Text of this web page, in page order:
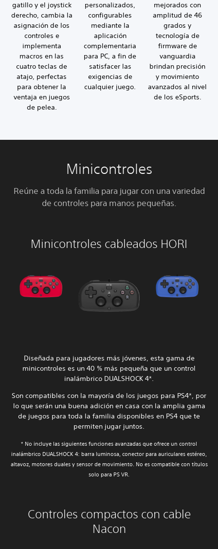
gatillo y el joystick
derecho, cambia la
asignación de los
controles e
implementa
macros en las
cuatro teclas de
atajo, perfectas
para obtener la
ventaja en juegos
de pelea.
personalizados,
configurables
mediante la
aplicación
complementaria
para PC, a fin de
satisfacer las
exigencias de
cualquier juego.
mejorados con
amplitud de 46
grados y
tecnología de
firmware de
vanguardia
brindan precisión
y movimiento
avanzados al nivel
de los eSports.
Minicontroles
Reúne a toda la familia para jugar con una variedad
de controles para manos pequeñas.
Minicontroles cableados HORI
Diseñada para jugadores más jóvenes, esta gama de
minicontroles es un 40 % más pequeña que un control
inalámbrico DUALSHOCK 4*.
Son compatibles con la mayoría de los juegos para PS4*, por
lo que serán una buena adición en casa con la amplia gama
de juegos para toda la familia disponibles en PS4 que te
permiten jugar juntos.
* No incluye las siguientes funciones avanzadas que ofrece un control
inalámbrico DUALSHOCK 4: barra luminosa, conector para auriculares estéreo,
altavoz, motores duales y sensor de movimiento. No es compatible con títulos
solo para PS VR.
Controles compactos con cable
Nacon